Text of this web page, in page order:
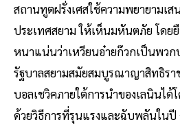
สถานทูตฝรั่งเศสใช้ความพยายามเส
ประเทศสยาม ให้เห็นมหันตภัย โด
หนาแน่นว่าเหวียนอ๋ายก๊วกเป็นพวก
รัฐบาลสยามสมัยสมบูรณาญาสิทธิร
บอลเชวิคภายใต้การนำของเลนินได้
ด้วยวิธีการที่รุนแรงและฉับพลันใน